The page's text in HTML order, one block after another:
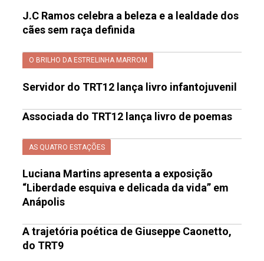
J.C Ramos celebra a beleza e a lealdade dos
cães sem raça definida
O BRILHO DA ESTRELINHA MARROM
Servidor do TRT12 lança livro infantojuvenil
Associada do TRT12 lança livro de poemas
AS QUATRO ESTAÇÕES
Luciana Martins apresenta a exposição
“Liberdade esquiva e delicada da vida” em
Anápolis
A trajetória poética de Giuseppe Caonetto,
do TRT9